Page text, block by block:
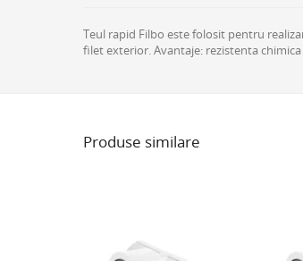
Teul rapid Filbo este folosit pentru
filet exterior. Avantaje: rezistenta
Produse similare